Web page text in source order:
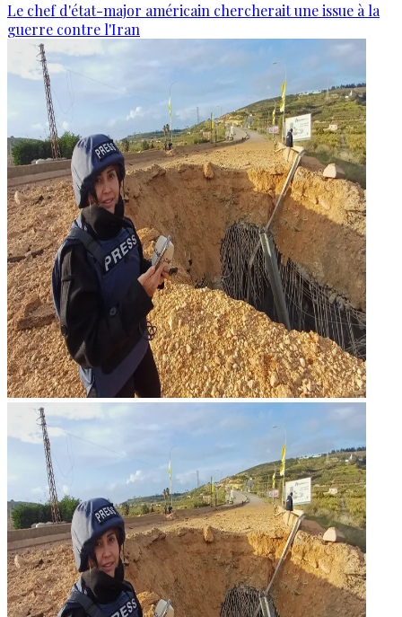
Le chef d'état-major américain chercherait une issue à la
guerre contre l'Iran